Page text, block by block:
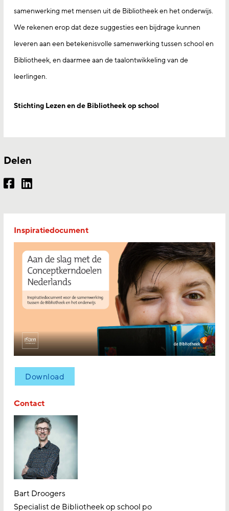
Inspiratiedocument
Download
Contact
Bart Droogers
Specialist de Bibliotheek op school po
samenwerking met mensen uit de Bibliotheek en het onderwijs.
We rekenen erop dat deze suggesties een bijdrage kunnen
leveren aan een betekenisvolle samenwerking tussen school en
Bibliotheek, en daarmee aan de taalontwikkeling van de
leerlingen.
Stichting Lezen en de Bibliotheek op school
Delen